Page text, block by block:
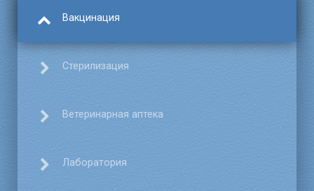
Вакцинация
Стерилизация
Ветеринарная аптека
Лаборатория